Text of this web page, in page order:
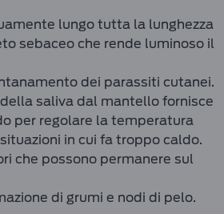
lungo tutta la lunghezza
sebaceo che rende luminoso il
dei parassiti cutanei.
della saliva dal mantello fornisce
per regolare la temperatura
in cui fa troppo caldo.
che possono permanere sul
di grumi e nodi di pelo.